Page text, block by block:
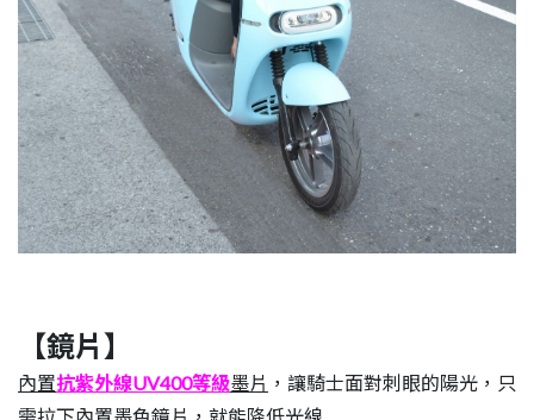
【鏡片】
內置抗紫外線UV400等級墨片 ，讓騎士面對刺眼的陽光，只